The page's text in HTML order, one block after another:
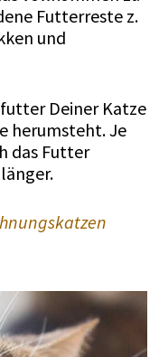
Futterreste z.
und
Deiner Katze
herumsteht. Je
das Futter